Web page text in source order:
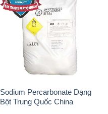
Sodium Percarbonate Dạng
Bột Trung Quốc China